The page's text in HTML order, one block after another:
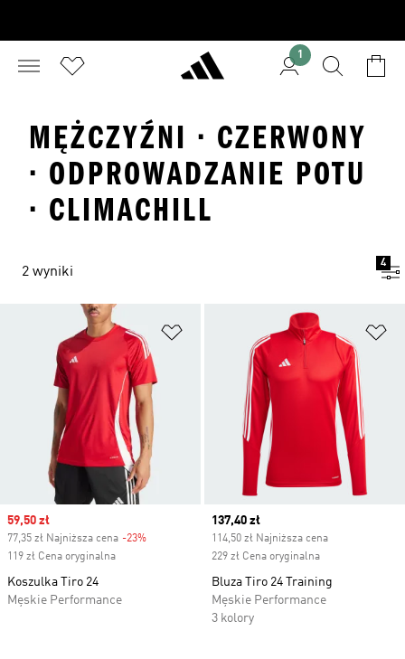
1
MĘŻCZYŹNI · CZERWONY
· ODPROWADZANIE POTU
· CLIMACHILL
2 wyniki
4
Dodaj do listy życzeń
Sale price
59,50 zł
77,35 zł Najniższa cena -23%
119 zł Cena oryginalna
Koszulka Tiro 24
Męskie Performance
Current price
137,40 zł
114,50 zł Najniższa cena
229 zł Cena oryginalna
Bluza Tiro 24 Training
Męskie Performance
3 kolory